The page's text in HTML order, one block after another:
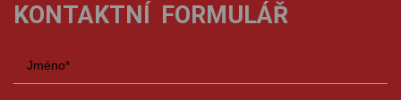
KONTAKTNÍ FORMULÁŘ